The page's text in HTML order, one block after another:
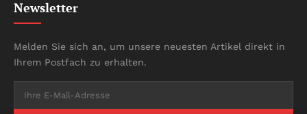
Newsletter
Melden Sie sich an, um unsere neuesten Artikel direkt in
Ihrem Postfach zu erhalten.